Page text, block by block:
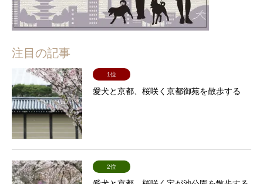
注目の記事
1位
愛犬と京都、桜咲く京都御苑を散歩する
2位